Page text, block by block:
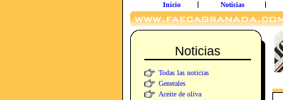
Inicio Noticias
Noticias
Todas las noticias
Generales
Aceite de oliva